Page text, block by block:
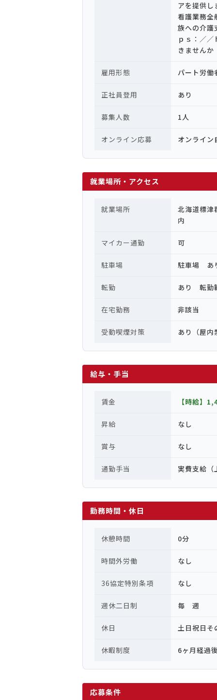
アを提供
看護業務
族への介
ｐｓ：／
きませんか
雇用形態 パート労働
正社員登用 あり
募集人数 1人
オンライン応募 オンライン
就業場所・アクセス
就業場所
北海道標
内
マイカー通勤 可
駐車場 駐車場 あ
転勤 あり 転勤
在宅勤務 非該当
受動喫煙対策 あり（屋内
給与・手当
賃金 【時給】
昇給 なし
賞与 なし
通勤手当 実費支給
勤務時間・休日
休憩時間 0分
時間外労働 なし
36協定特別条項 なし
週休二日制 毎 週
休日 土日祝日そ
休暇制度 6ヶ月経過
応募条件